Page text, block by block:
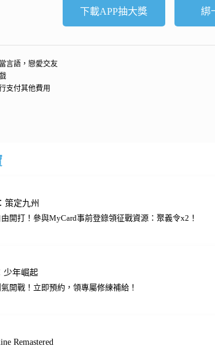
下載APP抽大獎 綁
言語，戀愛交友
支付其他費用
策定九州
開打！參與MyCard事前登錄領征戰資源：聚義令x2！
少年崛起
開戰！立即預約，領專屬修練補給！
Remastered